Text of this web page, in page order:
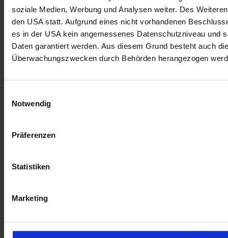
soziale Medien, Werbung und Analysen weiter. Des
den USA statt. Aufgrund eines nicht vorhandenen
es in der USA kein angemessenes Datenschutzniveau und
Daten garantiert werden. Aus diesem Grund besteht auch
Überwachungszwecken durch Behörden herangezogen
Notwendig
Präferenzen
Statistiken
Marketing